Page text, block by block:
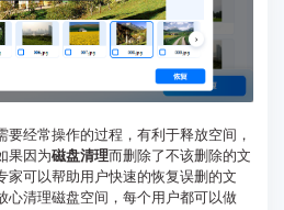
经常操作的过程，有利于释放空间，
果因为磁盘清理而删除了不该删除的文
家可以帮助用户快速的恢复误删的文
心清理磁盘空间，每个用户都可以做